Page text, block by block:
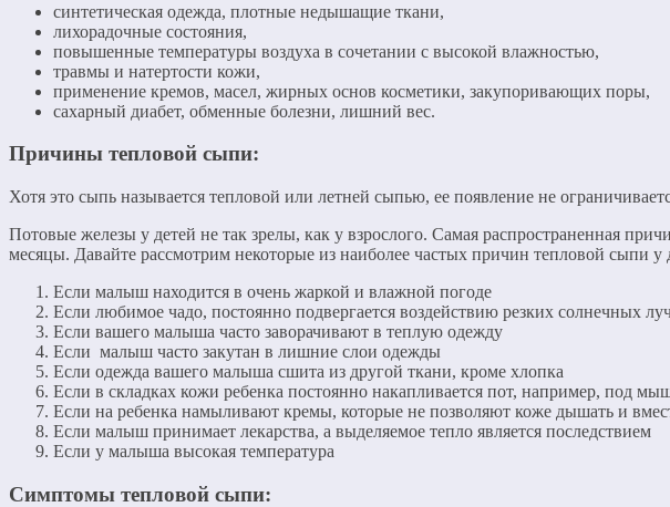
синтетическая одежда, плотные недышащие ткани,
лихорадочные состояния,
повышенные температуры воздуха в сочетании с высокой влажностью,
травмы и натертости кожи,
применение кремов, масел, жирных основ косметики, закупоривающих поры,
сахарный диабет, обменные болезни, лишний вес.
Причины тепловой сыпи:
Хотя это сыпь называется тепловой или летней сыпью, ее появление не
Потовые железы у детей не так зрелы, как у взрослого. Самая распространенная
месяцы. Давайте рассмотрим некоторые из наиболее частых причин тепловой сыпи у
Если малыш находится в очень жаркой и влажной погоде
Если любимое чадо, постоянно подвергается воздействию резких солнечных
Если вашего малыша часто заворачивают в теплую одежду
Если малыш часто закутан в лишние слои одежды
Если одежда вашего малыша сшита из другой ткани, кроме хлопка
Если в складках кожи ребенка постоянно накапливается пот, например, под
Если на ребенка намыливают кремы, которые не позволяют коже дышать и
Если малыш принимает лекарства, а выделяемое тепло является последствием
Если у малыша высокая температура
Симптомы тепловой сыпи: